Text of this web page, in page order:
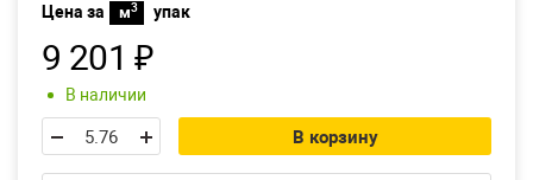
Цена за м3 упак
9 201 ₽
В наличии
В корзину